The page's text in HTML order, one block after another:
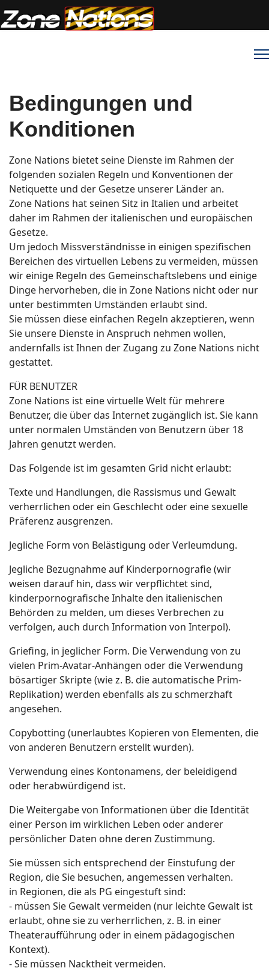
Bedingungen und
Konditionen
Zone Nations bietet seine Dienste im Rahmen der
folgenden sozialen Regeln und Konventionen der
Netiquette und der Gesetze unserer Länder an.
Zone Nations hat seinen Sitz in Italien und arbeitet
daher im Rahmen der italienischen und europäischen
Gesetze.
Um jedoch Missverständnisse in einigen spezifischen
Bereichen des virtuellen Lebens zu vermeiden, müssen
wir einige Regeln des Gemeinschaftslebens und einige
Dinge hervorheben, die in Zone Nations nicht oder nur
unter bestimmten Umständen erlaubt sind.
Sie müssen diese einfachen Regeln akzeptieren, wenn
Sie unsere Dienste in Anspruch nehmen wollen,
andernfalls ist Ihnen der Zugang zu Zone Nations nicht
gestattet.
FÜR BENUTZER
Zone Nations ist eine virtuelle Welt für mehrere
Benutzer, die über das Internet zugänglich ist. Sie kann
unter normalen Umständen von Benutzern über 18
Jahren genutzt werden.
Das Folgende ist im gesamten Grid nicht erlaubt:
Texte und Handlungen, die Rassismus und Gewalt
verherrlichen oder ein Geschlecht oder eine sexuelle
Präferenz ausgrenzen.
Jegliche Form von Belästigung oder Verleumdung.
Jegliche Bezugnahme auf Kinderpornografie (wir
weisen darauf hin, dass wir verpflichtet sind,
kinderpornografische Inhalte den italienischen
Behörden zu melden, um dieses Verbrechen zu
verfolgen, auch durch Information von Interpol).
Griefing, in jeglicher Form. Die Verwendung von zu
vielen Prim-Avatar-Anhängen oder die Verwendung
bösartiger Skripte (wie z. B. die automatische Prim-
Replikation) werden ebenfalls als zu schmerzhaft
angesehen.
Copybotting (unerlaubtes Kopieren von Elementen, die
von anderen Benutzern erstellt wurden).
Verwendung eines Kontonamens, der beleidigend
oder herabwürdigend ist.
Die Weitergabe von Informationen über die Identität
einer Person im wirklichen Leben oder anderer
persönlicher Daten ohne deren Zustimmung.
Sie müssen sich entsprechend der Einstufung der
Region, die Sie besuchen, angemessen verhalten.
in Regionen, die als PG eingestuft sind:
- müssen Sie Gewalt vermeiden (nur leichte Gewalt ist
erlaubt, ohne sie zu verherrlichen, z. B. in einer
Theateraufführung oder in einem pädagogischen
Kontext).
- Sie müssen Nacktheit vermeiden.